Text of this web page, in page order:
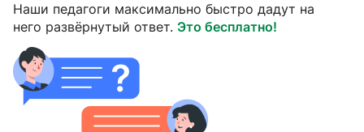
Наши педагоги максимально быстро дадут на
него развёрнутый ответ. Это бесплатно!